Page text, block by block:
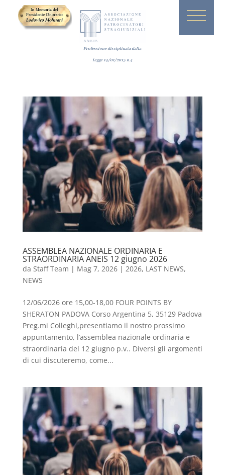
Professione disciplinata dalla
Legge14/01/2013n.4
ASSEMBLEA NAZIONALE ORDINARIA E
STRAORDINARIA ANEIS 12 giugno 2026
da Staff Team | Mag 7, 2026| 2026, LAST NEWS,
NEWS
12/06/2026 ore 15,00-18,00 FOUR POINTS BY
SHERATON PADOVA Corso Argentina 5, 35129 Padova
Preg.mi Colleghi,presentiamo il nostro prossimo
appuntamento, l’assemblea nazionale ordinaria e
straordinaria del 12 giugno p.v.. Diversi gli argomenti
di cui discuteremo, come...